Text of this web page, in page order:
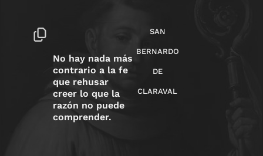
No hay nada más
contrario a la fe
que rehusar
creer lo que la
razón no puede
comprender.
SAN
BERNARDO
DE
CLARAVAL